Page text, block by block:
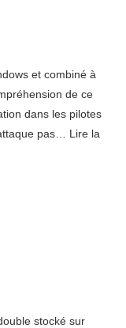
et combiné à
de ce
dans les pilotes
pas… Lire la
stocké sur